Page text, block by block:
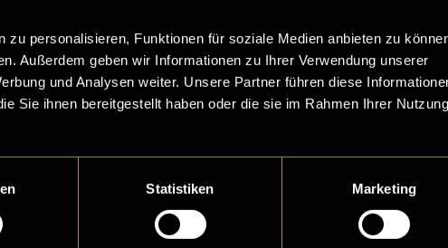
zu personalisieren, Funktionen für soziale Medien anbieten zu
Außerdem geben wir Informationen zu Ihrer Verwendung unserer
und Analysen weiter. Unsere Partner führen diese
Sie ihnen bereitgestellt haben oder die sie im Rahmen Ihrer Nutzung
Statistiken Marketing